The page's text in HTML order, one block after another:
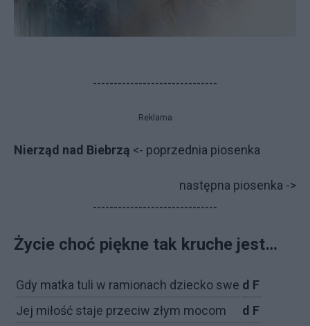
------------------------------
Reklama
Nierząd nad Biebrzą <- poprzednia piosenka
na­stęp­na piosenka ->
------------------------------
Życie choć piękne tak kruche jest…
Gdy mat­ka tu­li w ra­mio­na­ch dziec­ko swe d F
Jej mi­ło­ść sta­je prze­ciw złym mo­com
d F